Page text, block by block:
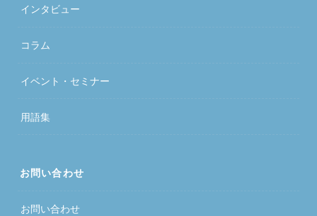
インタビュー
コラム
イベント・セミナー
用語集
お問い合わせ
お問い合わせ